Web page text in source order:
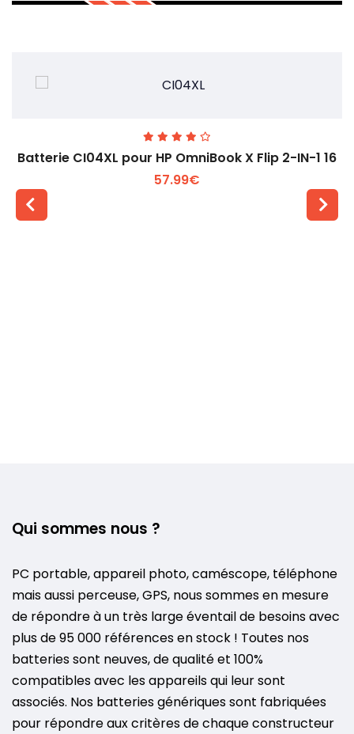
Batterie CI04XL pour HP OmniBook X Flip 2-IN-1 16
57.99€
Qui sommes nous ?
PC portable, appareil photo, caméscope, téléphone
mais aussi perceuse, GPS, nous sommes en mesure
de répondre à un très large éventail de besoins avec
plus de 95 000 références en stock ! Toutes nos
batteries sont neuves, de qualité et 100%
compatibles avec les appareils qui leur sont
associés. Nos batteries génériques sont fabriquées
pour répondre aux critères de chaque constructeur